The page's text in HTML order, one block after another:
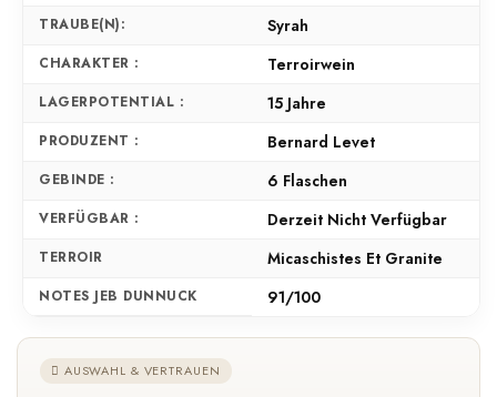
TRAUBE(N): Syrah
CHARAKTER : Terroirwein
LAGERPOTENTIAL : 15 Jahre
PRODUZENT : Bernard Levet
GEBINDE : 6 Flaschen
VERFÜGBAR : Derzeit Nicht Verfügbar
TERROIR Micaschistes Et Granite
NOTES JEB DUNNUCK 91/100
AUSWAHL & VERTRAUEN